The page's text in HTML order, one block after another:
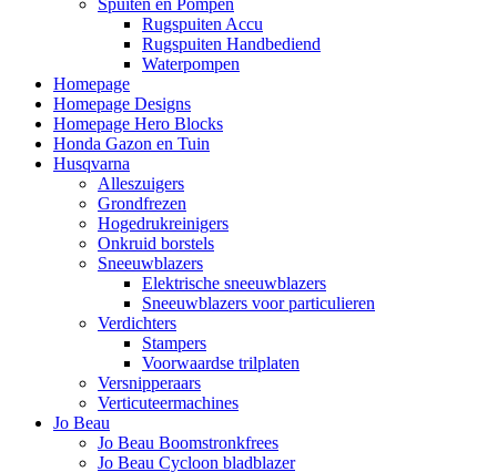
Rugspuiten Accu
Rugspuiten Handbediend
Waterpompen
Homepage
Homepage Designs
Homepage Hero Blocks
Honda Gazon en Tuin
Husqvarna
Alleszuigers
Grondfrezen
Hogedrukreinigers
Onkruid borstels
Sneeuwblazers
Elektrische sneeuwblazers
Sneeuwblazers voor particulieren
Verdichters
Stampers
Voorwaardse trilplaten
Versnipperaars
Verticuteermachines
Jo Beau
Jo Beau Boomstronkfrees
Jo Beau Cycloon bladblazer